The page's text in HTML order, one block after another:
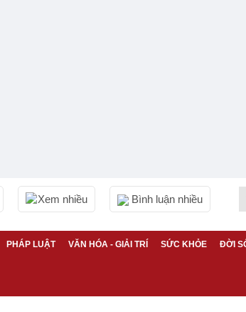
Xem nhiều Bình luận nhiều
PHÁP LUẬT VĂN HÓA - GIẢI TRÍ SỨC KHỎE ĐỜI